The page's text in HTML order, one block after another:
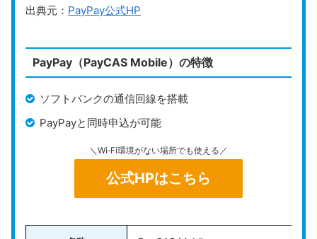
済サービスで、業種や規模を問わず導入しやすいのが特
徴です。端末はプリンターや通信機能を備えた「楽天ペ
て使う「カードリーダー型」の2種類から選べます。
かりますが、新規申し込み時に無料になるキャンペーン
が用意されており、初期費用を抑えて導入できるのが魅
月額料金もライトプランなら無料で、振込先を楽天銀行
出典元： PayPay公式HP
PayPay（PayCAS Mobile）の特徴
ソフトバンクの通信回線を搭載
PayPayと同時申込が可能
＼Wi‑Fi環境がない場所でも使える／
公式HPはこちら